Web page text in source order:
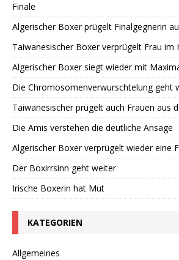
Finale
Algerischer Boxer prügelt Finalgegnerin
Taiwanesischer Boxer verprügelt Frau im
Algerischer Boxer siegt wieder mit
Die Chromosomenverwurschtelung geht
Taiwanesischer prügelt auch Frauen aus
Die Amis verstehen die deutliche Ansage
Algerischer Boxer verprügelt wieder eine
Der Boxirrsinn geht weiter
Irische Boxerin hat Mut
KATEGORIEN
Allgemeines